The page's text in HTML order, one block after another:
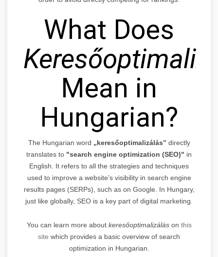
What Does
Mean in
Hungarian?
The Hungarian word „keresőoptimalizálás” directly
translates to "search engine optimization (SEO)" in
English. It refers to all the strategies and techniques
used to improve a website’s visibility in search engine
results pages (SERPs), such as on Google. In Hungary,
just like globally, SEO is a key part of digital marketing.
You can learn more about keresőoptimalizáláson this
site which provides a basic overview of search
optimization in Hungarian.